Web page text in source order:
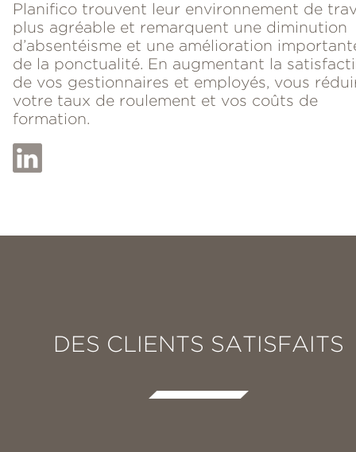
Planifico trouvent leur environnement de
plus agréable et remarquent une diminution
d’absentéisme et une amélioration
de la ponctualité. En augmentant la
de vos gestionnaires et employés, vous
votre taux de roulement et vos coûts de
formation.
DES CLIENTS SATISFAITS